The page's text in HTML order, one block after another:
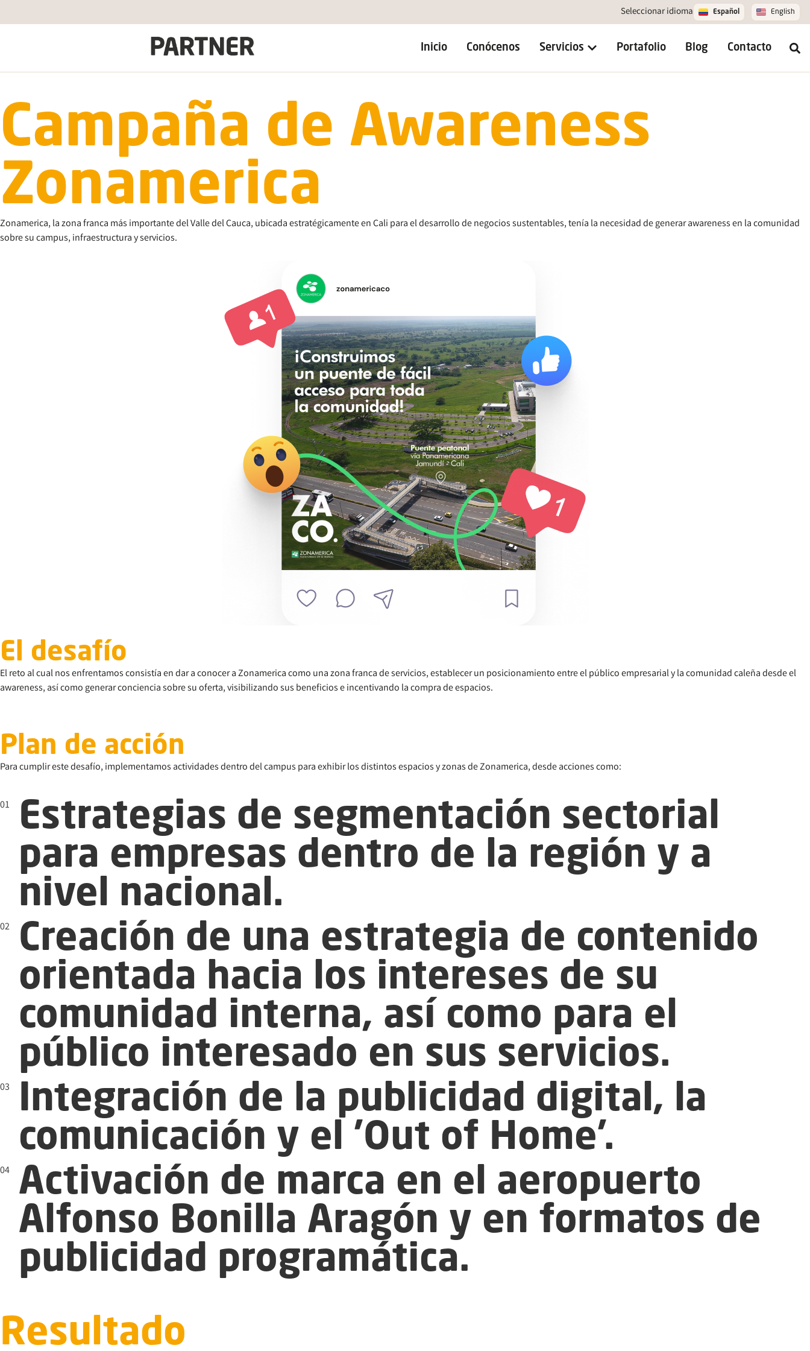
Seleccionar idioma Español English
Inicio Conócenos Servicios Portafolio Blog Contacto
Campaña de Awareness
Zonamerica
Zonamerica, la zona franca más importante del Valle del Cauca, ubicada estratégicamente en Cali para el desarrollo de negocios sustentables, tenía la necesidad de generar awareness en la comunidad
sobre su campus, infraestructura y servicios.
El desafío
El reto al cual nos enfrentamos consistía en dar a conocer a Zonamerica como una zona franca de servicios, establecer un posicionamiento entre el público empresarial y la comunidad caleña desde el
awareness, así como generar conciencia sobre su oferta, visibilizando sus beneficios e incentivando la compra de espacios.
Plan de acción
Para cumplir este desafío, implementamos actividades dentro del campus para exhibir los distintos espacios y zonas de Zonamerica, desde acciones como:
01
Estrategias de segmentación sectorial
para empresas dentro de la región y a
nivel nacional.
02
Creación de una estrategia de contenido
orientada hacia los intereses de su
comunidad interna, así como para el
público interesado en sus servicios.
03
Integración de la publicidad digital, la
comunicación y el 'Out of Home'.
04
Activación de marca en el aeropuerto
Alfonso Bonilla Aragón y en formatos de
publicidad programática.
Resultado